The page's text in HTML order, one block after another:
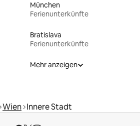
München
Ferienunterkünfte
Bratislava
Ferienunterkünfte
Mehr anzeigen
Wien Innere Stadt